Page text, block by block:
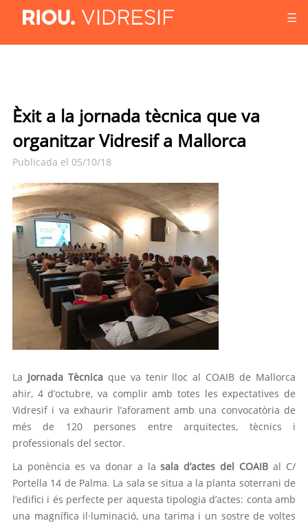
☰
Èxit a la jornada tècnica que va
organitzar Vidresif a Mallorca
Publicada el 05/10/18
La Jornada Tècnicaque va tenir lloc al COAIB de Mallorca
ahir, 4 d’octubre, va complir amb totes les expectatives de
Vidresif i va exhaurir l’aforament amb una convocatòria de
més de 120 persones entre arquitectes, tècnics i
professionals del sector.
La ponència es va donar a lasala d’actes del COAIB al C/
Portella 14 de Palma. La sala se situa a la planta soterrani de
l’edifici i és perfecte per aquesta tipologia d’actes: conta amb
una magnífica il·luminació, una tarima i un sostre de voltes